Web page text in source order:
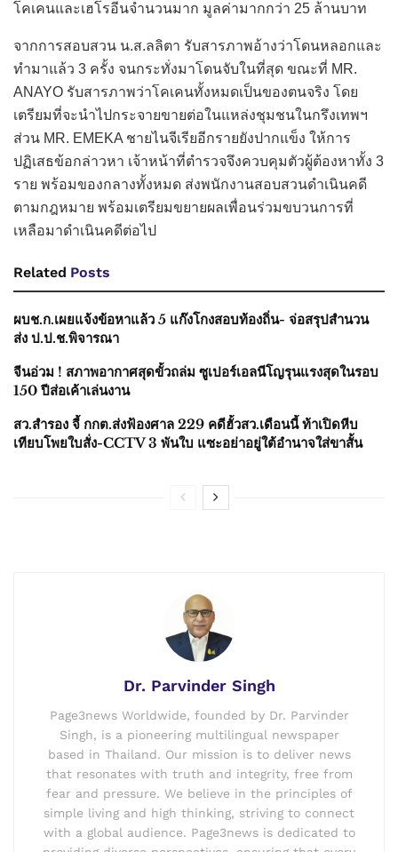
โคเคนและเฮโรอีนจำนวนมาก มูลค่ามากกว่า 25 ล้านบาท
​จากการสอบสวน น.ส.ลลิตา รับสารภาพอ้างว่าโดนหลอกและ
ทำมาแล้ว 3 ครั้ง จนกระทั่งมาโดนจับในที่สุด ขณะที่ MR.
ANAYO รับสารภาพว่าโคเคนทั้งหมดเป็นของตนจริง โดย
เตรียมที่จะนำไปกระจายขายต่อในแหล่งชุมชนในกรึงเทพฯ
ส่วน MR. EMEKA ชายไนจีเรียอีกรายยังปากแข็ง ให้การ
ปฏิเสธข้อกล่าวหา เจ้าหน้าที่ตำรวจจึงควบคุมตัวผู้ต้องหาทั้ง 3
ราย พร้อมของกลางทั้งหมด ส่งพนักงานสอบสวนดำเนินคดี
ตามกฎหมาย พร้อมเตรียมขยายผลเพื่อนร่วมขบวนการที่
เหลือมาดำเนินคดีต่อไป
Related Posts
ผบช.ก.เผยแจ้งข้อหาแล้ว 5 แก๊งโกงสอบท้องถิ่น- จ่อสรุปสำนวน
ส่ง ป.ป.ช.พิจารณา
จีนอ่วม ! สภาพอากาศสุดขั้วถล่ม ซูเปอร์เอลนีโญรุนแรงสุดในรอบ
150 ปีส่อเค้าเล่นงาน
สว.สำรอง จี้ กกต.ส่งฟ้องศาล 229 คดีฮั้วสว.เดือนนี้ ท้าเปิดหีบ
เทียบโพยใบสั่ง-CCTV 3 พันใบ แซะอย่าอยู่ใต้อำนาจใส่ขาสั้น
Dr. Parvinder Singh
Page3news Worldwide, founded by Dr. Parvinder
Singh, is a pioneering multilingual newspaper
based in Thailand. Our mission is to deliver news
that resonates with truth and integrity, free from
fear and pressure. We believe in the principles of
simple living and high thinking, striving to connect
with a global audience. Page3news is dedicated to